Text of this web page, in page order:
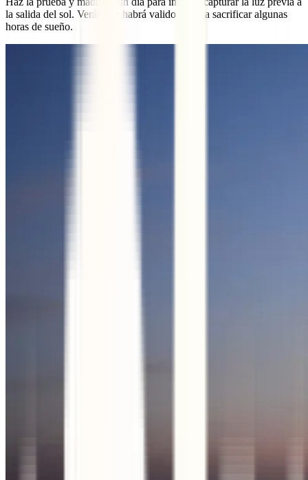
la salida del sol. Verás que habrá valido la pena sacrificar algunas
horas de sueño.